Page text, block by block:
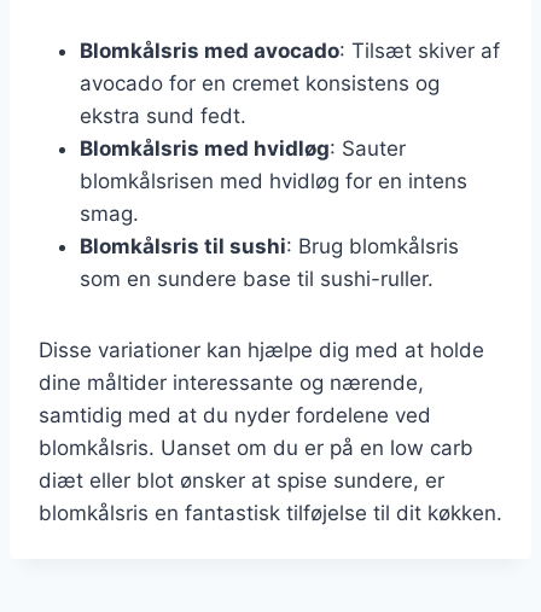
Blomkålsris med avocado: Tilsæt skiver af
avocado for en cremet konsistens og
ekstra sund fedt.
Blomkålsris med hvidløg: Sauter
blomkålsrisen med hvidløg for en intens
smag.
Blomkålsris til sushi: Brug blomkålsris
som en sundere base til sushi-ruller.
Disse variationer kan hjælpe dig med at holde
dine måltider interessante og nærende,
samtidig med at du nyder fordelene ved
blomkålsris. Uanset om du er på en low carb
diæt eller blot ønsker at spise sundere, er
blomkålsris en fantastisk tilføjelse til dit køkken.